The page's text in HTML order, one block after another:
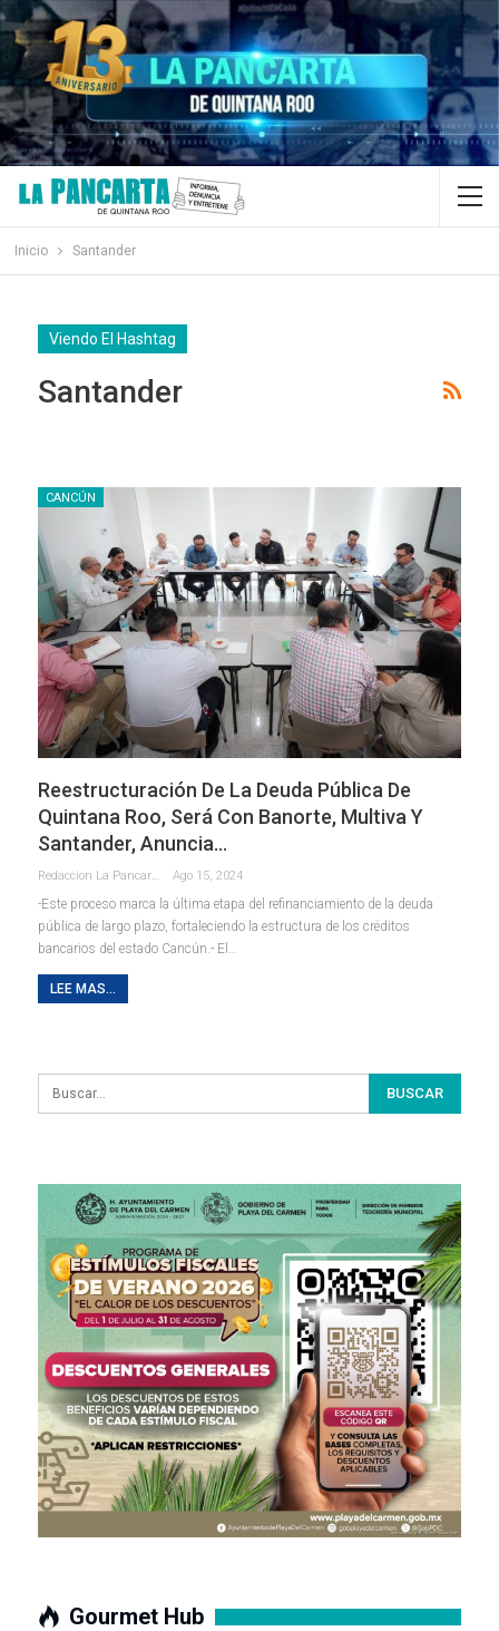
Inicio Santander
Viendo El Hashtag
Santander
CANCÚN
Reestructuración De La Deuda Pública De
Quintana Roo, Será Con Banorte, Multiva Y
Santander, Anuncia…
Redaccion La Pancarta De Quintana Roo Ago 15, 2024
-Este proceso marca la última etapa del refinanciamiento de la deuda
pública de largo plazo, fortaleciendo la estructura de los créditos
bancarios del estado Cancún.- El …
LEE MAS...
Gourmet Hub